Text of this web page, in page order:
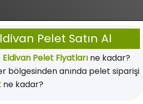
Pelet Satın Al
Eldivan Pelet Fiyatlarıne kadar?
bölgesinden anında pelet siparişi
ne kadar?